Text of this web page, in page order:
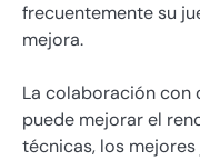
frecuentemente su
mejora.
La colaboración con
puede mejorar el
técnicas, los